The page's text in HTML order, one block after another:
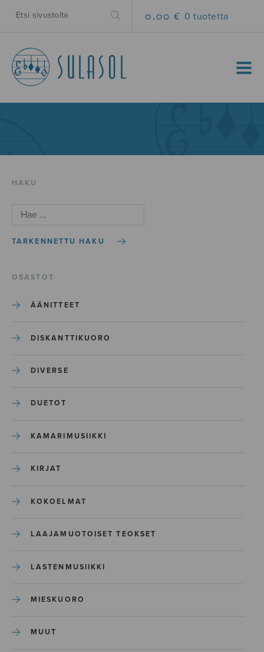
0.00 € 0 tuotetta
MENU
HAKU
TARKENNETTU HAKU
OSASTOT
ÄÄNITTEET
DISKANTTIKUORO
DIVERSE
DUETOT
KAMARIMUSIIKKI
KIRJAT
KOKOELMAT
LAAJAMUOTOISET TEOKSET
LASTENMUSIIKKI
MIESKUORO
MUUT